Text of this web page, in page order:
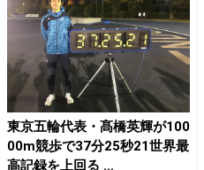
東京五輪代表・髙橋英輝が100
00m競歩で37分25秒21世界最
高記録を上回る ...